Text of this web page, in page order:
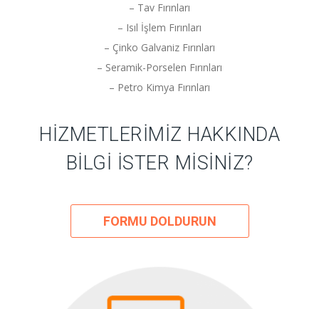
– Tav Fırınları
– Isıl İşlem Fırınları
– Çinko Galvaniz Fırınları
– Seramik-Porselen Fırınları
– Petro Kimya Fırınları
HIZMETLERIMIZ HAKKINDA
BILGI ISTER MISINIZ?
FORMU DOLDURUN